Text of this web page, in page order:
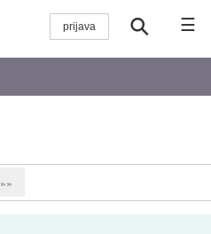
☰
»»